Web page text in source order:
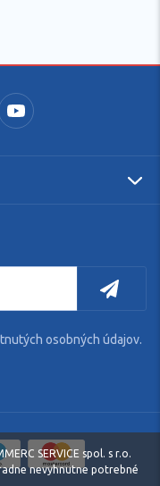
osobných údajov.
SERVICE spol. s r.o.
nevyhnutne potrebné